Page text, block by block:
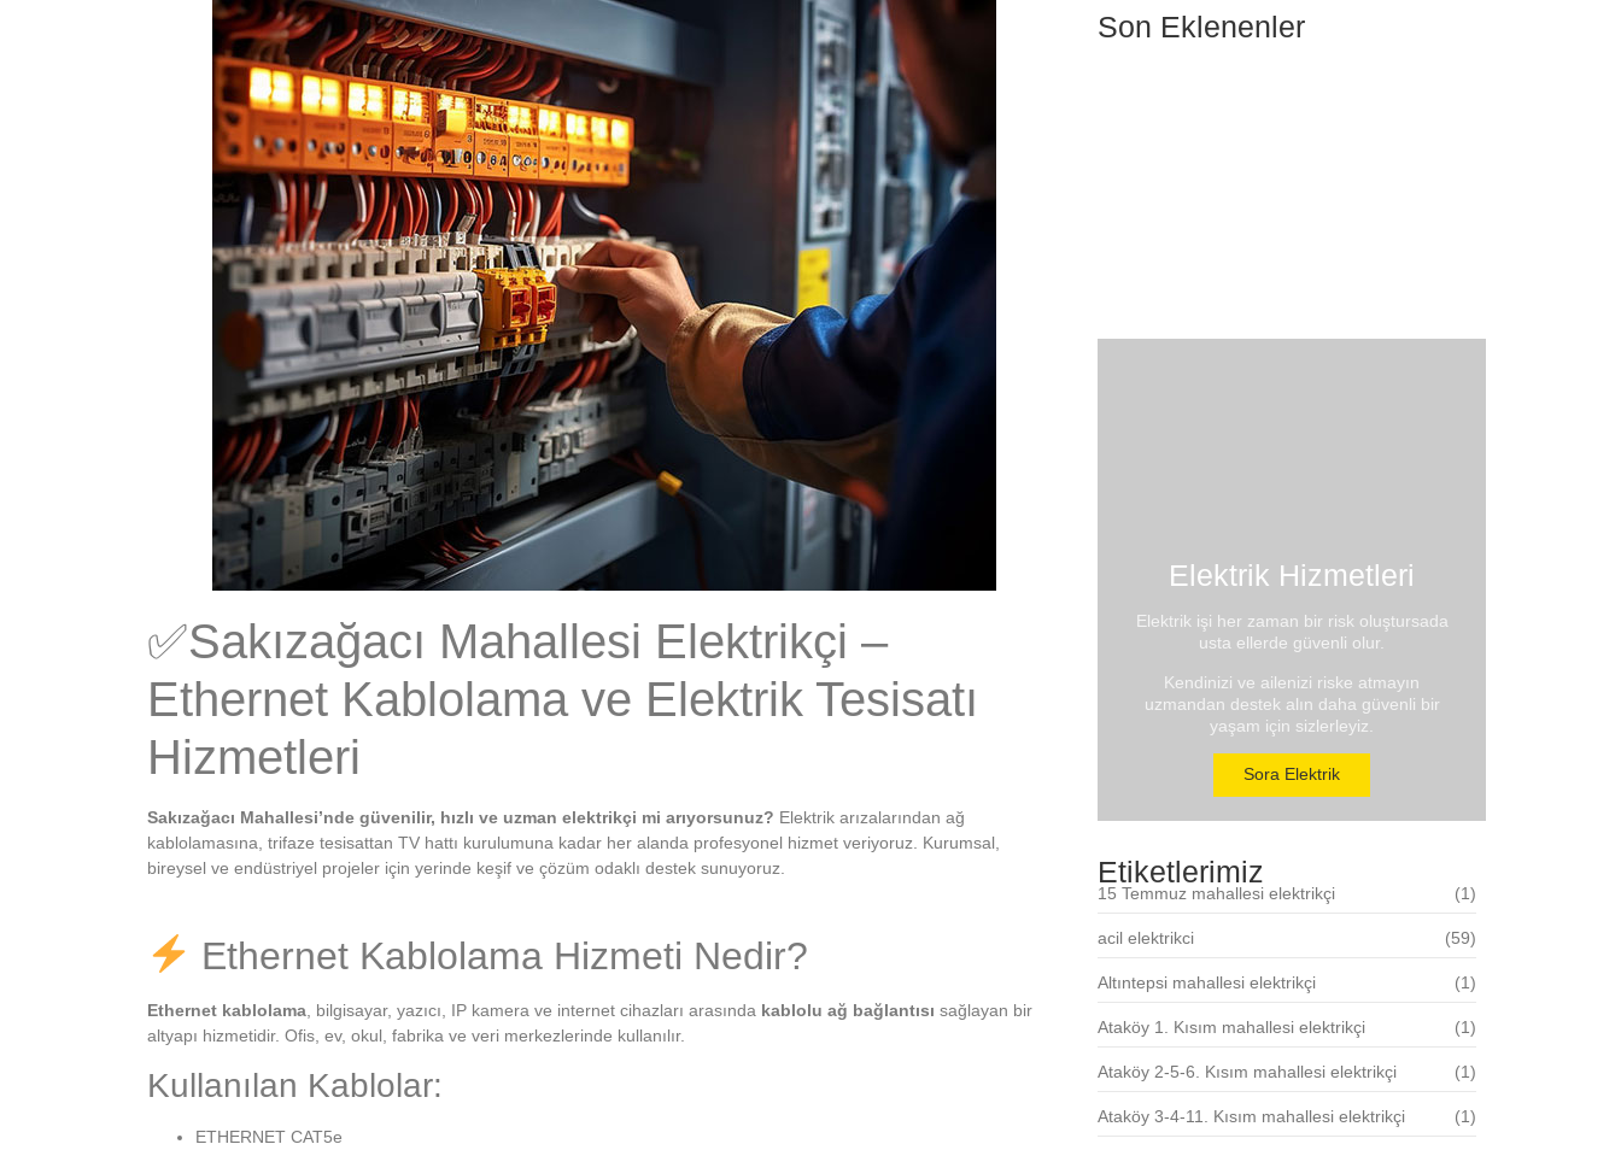
✅Sakızağacı Mahallesi Elektrikçi –
Ethernet Kablolama ve Elektrik Tesisatı
Hizmetleri
Sakızağacı Mahallesi’nde güvenilir, hızlı ve uzman elektrikçi mi arıyorsunuz? Elektrik arızalarından ağ
kablolamasına, trifaze tesisattan TV hattı kurulumuna kadar her alanda profesyonel hizmet veriyoruz. Kurumsal,
bireysel ve endüstriyel projeler için yerinde keşif ve çözüm odaklı destek sunuyoruz.
Ethernet Kablolama Hizmeti Nedir?
Ethernet kablolama , bilgisayar, yazıcı, IP kamera ve internet cihazları arasında kablolu ağ bağlantısı sağlayan bir
altyapı hizmetidir. Ofis, ev, okul, fabrika ve veri merkezlerinde kullanılır.
Kullanılan Kablolar:
ETHERNET CAT5e
Son Eklenenler
Elektrik Hizmetleri
Elektrik işi her zaman bir risk oluştursada
usta ellerde güvenli olur.
Kendinizi ve ailenizi riske atmayın
uzmandan destek alın daha güvenli bir
yaşam için sizlerleyiz.
Sora Elektrik
Etiketlerimiz
15 Temmuz mahallesi elektrikçi (1)
acil elektrikci (59)
Altıntepsi mahallesi elektrikçi (1)
Ataköy 1. Kısım mahallesi elektrikçi (1)
Ataköy 2-5-6. Kısım mahallesi elektrikçi (1)
Ataköy 3-4-11. Kısım mahallesi elektrikçi (1)